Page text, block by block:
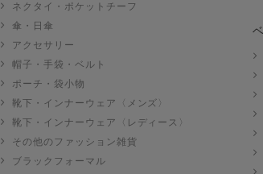
ネクタイ・ポケットチーフ
傘・日傘
アクセサリー
帽子・手袋・ベルト
ポーチ・袋小物
靴下・インナーウェア〈メンズ〉
靴下・インナーウェア〈レディース〉
その他のファッション雑貨
ブラックフォーマル